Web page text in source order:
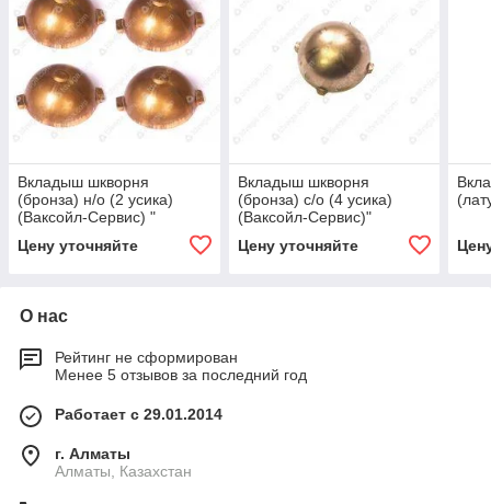
Вкладыш шкворня
(бронза) н/о (2 усика)
(Ваксойл-Сервис) "
Цену уточняйте
Вкладыш шкворня
(бронза) с/о (4 усика)
(Ваксойл-Сервис)"
Цену уточняйте
О нас
Рейтинг не сформирован
Менее 5 отзывов за последний год
Работает с 29.01.2014
г. Алматы
Алматы, Казахстан